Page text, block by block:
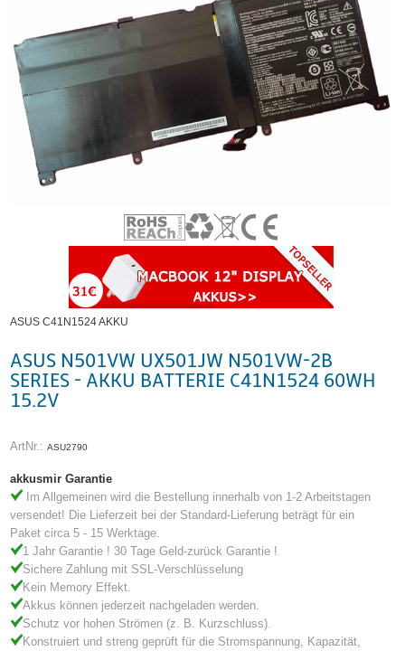
ASUS C41N1524 AKKU
ASUS N501VW UX501JW N501VW-2B
SERIES - AKKU BATTERIE C41N1524 60WH
15.2V
ArtNr.:ASU2790
akkusmir Garantie
Im Allgemeinen wird die Bestellung innerhalb von 1-2 Arbeitstagen
versendet! Die Lieferzeit bei der Standard-Lieferung beträgt für ein
Paket circa 5 - 15 Werktage.
1 Jahr Garantie ! 30 Tage Geld-zurück Garantie !
Sichere Zahlung mit SSL-Verschlüsselung
Kein Memory Effekt.
Akkus können jederzeit nachgeladen werden.
Schutz vor hohen Strömen (z. B. Kurzschluss).
Konstruiert und streng geprüft für die Stromspannung, Kapazität,